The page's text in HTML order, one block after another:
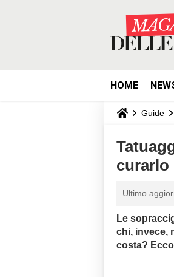
HOME
Guide
curarlo
Ultimo
Le
chi, invece,
costa?